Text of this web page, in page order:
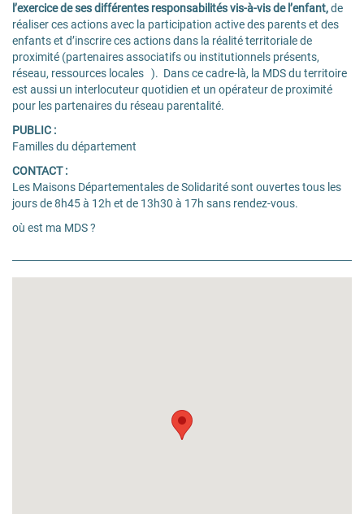
l’exercice de ses différentes responsabilités vis-à-vis de l’enfant,de
réaliser ces actions avec la participation active des parents et des
enfants et d’inscrire ces actions dans la réalité territoriale de
proximité (partenaires associatifs ou institutionnels présents,
réseau, ressources locales ). Dans ce cadre-là, la MDS du territoire
est aussi un interlocuteur quotidien et un opérateur de proximité
pour les partenaires du réseau parentalité.
PUBLIC :
Familles du département
CONTACT :
Les Maisons Départementales de Solidarité sont ouvertes tous les
jours de 8h45 à 12h et de 13h30 à 17h sans rendez-vous.
où est ma MDS ?